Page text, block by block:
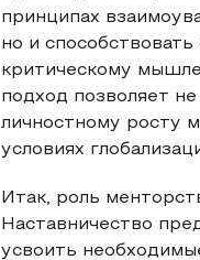
принципах
но и
критическому
подход позволяет
личностному росту
условиях
Итак, роль
Наставничество
усвоить